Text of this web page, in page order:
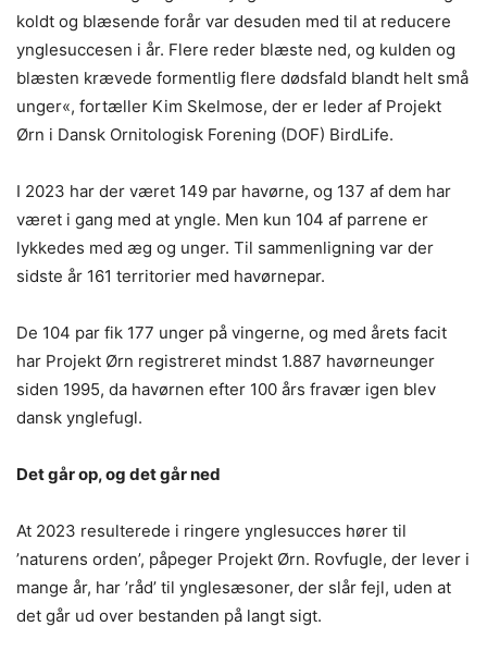
koldt og blæsende forår var desuden med til at reducere
ynglesuccesen i år. Flere reder blæste ned, og kulden og
blæsten krævede formentlig flere dødsfald blandt helt små
unger«, fortæller Kim Skelmose, der er leder af Projekt
Ørn i Dansk Ornitologisk Forening (DOF) BirdLife.
I 2023 har der været 149 par havørne, og 137 af dem har
været i gang med at yngle. Men kun 104 af parrene er
lykkedes med æg og unger. Til sammenligning var der
sidste år 161 territorier med havørnepar.
De 104 par fik 177 unger på vingerne, og med årets facit
har Projekt Ørn registreret mindst 1.887 havørneunger
siden 1995, da havørnen efter 100 års fravær igen blev
dansk ynglefugl.
Det går op, og det går ned
At 2023 resulterede i ringere ynglesucces hører til
’naturens orden’, påpeger Projekt Ørn. Rovfugle, der lever i
mange år, har ’råd’ til ynglesæsoner, der slår fejl, uden at
det går ud over bestanden på langt sigt.